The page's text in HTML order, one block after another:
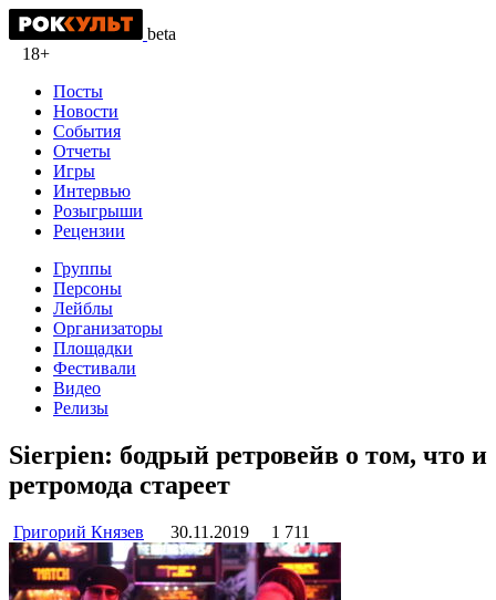
beta
18+
Посты
Новости
События
Отчеты
Игры
Интервью
Розыгрыши
Рецензии
Группы
Персоны
Лейблы
Организаторы
Площадки
Фестивали
Видео
Релизы
Sierpien: бодрый ретровейв о том, что и
ретромода стареет
Григорий Князев 30.11.2019 1 711